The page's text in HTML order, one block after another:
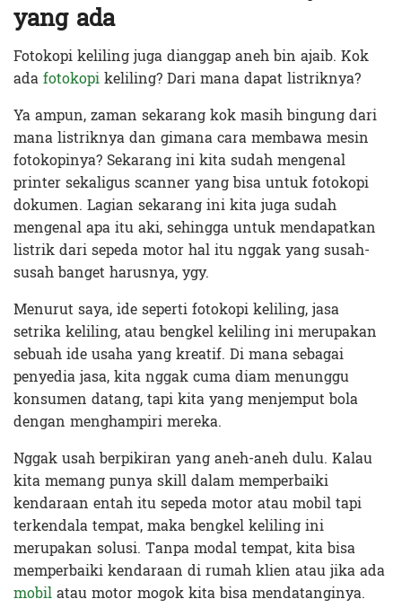
yang ada
Fotokopi keliling juga dianggap aneh bin ajaib. Kok
adafotokopikeliling? Dari mana dapat listriknya?
Ya ampun, zaman sekarang kok masih bingung dari
mana listriknya dan gimana cara membawa mesin
fotokopinya? Sekarang ini kita sudah mengenal
printer sekaligus scanner yang bisa untuk fotokopi
dokumen. Lagian sekarang ini kita juga sudah
mengenal apa itu aki, sehingga untuk mendapatkan
listrik dari sepeda motor hal itu nggak yang susah-
susah banget harusnya, ygy.
Menurut saya, ide seperti fotokopi keliling, jasa
setrika keliling, atau bengkel keliling ini merupakan
sebuah ide usaha yang kreatif. Di mana sebagai
penyedia jasa, kita nggak cuma diam menunggu
konsumen datang, tapi kita yang menjemput bola
dengan menghampiri mereka.
Nggak usah berpikiran yang aneh-aneh dulu. Kalau
kita memang punya skill dalam memperbaiki
kendaraan entah itu sepeda motor atau mobil tapi
terkendala tempat, maka bengkel keliling ini
merupakan solusi. Tanpa modal tempat, kita bisa
memperbaiki kendaraan di rumah klien atau jika ada
mobilatau motor mogok kita bisa mendatanginya.